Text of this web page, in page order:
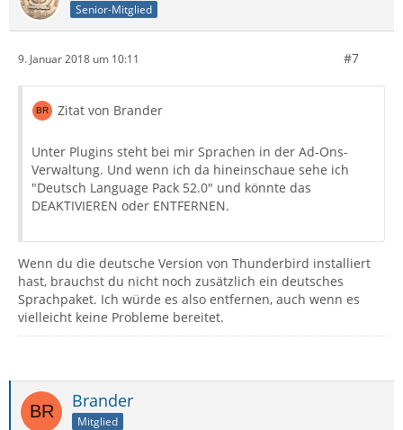
Senior-Mitglied
9. Januar 2018 um 10:11 #7
Zitat von Brander
Unter Plugins steht bei mir Sprachen in der Ad-Ons-
Verwaltung. Und wenn ich da hineinschaue sehe ich
"Deutsch Language Pack 52.0" und könnte das
DEAKTIVIEREN oder ENTFERNEN.
Wenn du die deutsche Version von Thunderbird installiert
hast, brauchst du nicht noch zusätzlich ein deutsches
Sprachpaket. Ich würde es also entfernen, auch wenn es
vielleicht keine Probleme bereitet.
Brander
Mitglied